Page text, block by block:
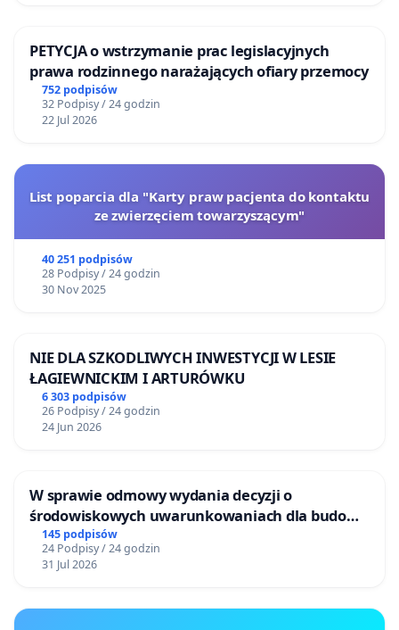
PETYCJA o wstrzymanie prac legislacyjnych
prawa rodzinnego narażających ofiary przemocy
752 podpisów
32 Podpisy / 24 godzin
22 Jul 2026
List poparcia dla "Karty praw pacjenta do kontaktu
ze zwierzęciem towarzyszącym"
40 251 podpisów
28 Podpisy / 24 godzin
30 Nov 2025
NIE DLA SZKODLIWYCH INWESTYCJI W LESIE
ŁAGIEWNICKIM I ARTURÓWKU
6 303 podpisów
26 Podpisy / 24 godzin
24 Jun 2026
W sprawie odmowy wydania decyzji o
środowiskowych uwarunkowaniach dla budowy
zakładu wytwarzania biometanu „Krynki” w
Ostrowiu Południowym oraz ochrony
mieszkańców i Puszczy Knyszyńskiej
145 podpisów
24 Podpisy / 24 godzin
31 Jul 2026